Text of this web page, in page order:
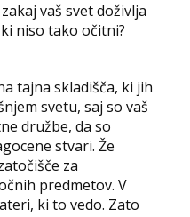
vaš svet doživlja
niso tako očitni?
tajna skladišča, ki jih
svetu, saj so vaš
družbe, da so
stvari. Že
za
predmetov. V
ki to vedo. Zato